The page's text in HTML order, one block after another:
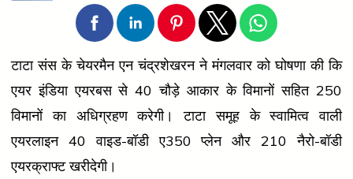
टाटा संस के चेयरमैन एन चंद्रशेखरन ने मंगलवार को घोषणा की कि
एयर इंडिया एयरबस से 40 चौड़े आकार के विमानों सहित 250
विमानों का अधिग्रहण करेगी। टाटा समूह के स्वामित्व वाली
एयरलाइन 40 वाइड-बॉडी ए350 प्लेन और 210 नैरो-बॉडी
एयरक्राफ्ट खरीदेगी।